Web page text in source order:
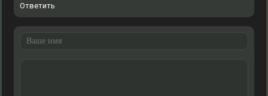
Ответить